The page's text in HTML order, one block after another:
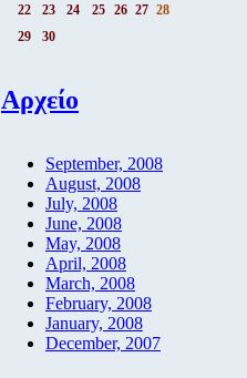
22
23 24 25 26 27 28
29
30
Αρχείο
September, 2008
August, 2008
July, 2008
June, 2008
May, 2008
April, 2008
March, 2008
February, 2008
January, 2008
December, 2007